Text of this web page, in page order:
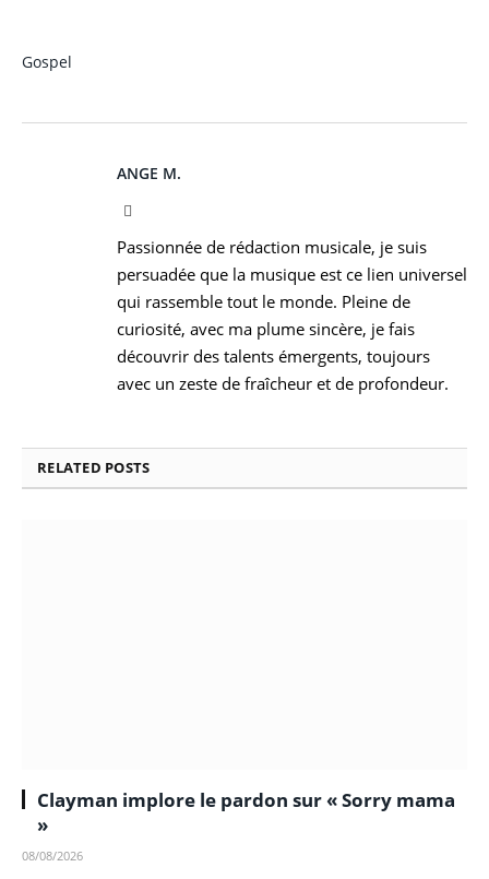
Gospel
ANGE M.
Passionnée de rédaction musicale, je suis
persuadée que la musique est ce lien universel
qui rassemble tout le monde. Pleine de
curiosité, avec ma plume sincère, je fais
découvrir des talents émergents, toujours
avec un zeste de fraîcheur et de profondeur.
RELATED POSTS
Clayman implore le pardon sur « Sorry mama
»
08/08/2026